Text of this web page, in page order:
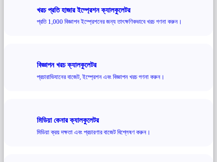
খরচ প্রতি হাজার ইম্প্রেশন ক্যালকুলেটর
প্রতি 1,000 বিজ্ঞাপন ইম্প্রেশনের জন্য তাৎক্ষণিকভাবে খরচ গণনা করুন।
বিজ্ঞাপন খরচ ক্যালকুলেটর
প্রচারাভিযানের বাজেট, ইম্প্রেশন এবং বিজ্ঞাপন খরচ গণনা করুন।
মিডিয়া কেনার ক্যালকুলেটর
মিডিয়া ক্রয় দক্ষতা এবং প্রচারণার বাজেট বিশ্লেষণ করুন।